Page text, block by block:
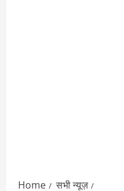
Home
सभी न्यूज़